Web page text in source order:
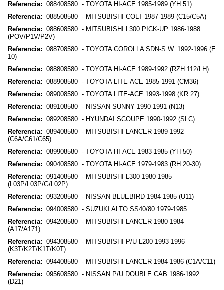
Referencia: 088408580 - TOYOTA HI-ACE 1985-1989 (YH 51)
Referencia: 088508580 - MITSUBISHI COLT 1987-1989 (C15/C5A)
Referencia: 088608580 - MITSUBISHI L300 PICK-UP 1986-1988
(POV/P1V/P2V)
Referencia: 088708580 - TOYOTA COROLLA SDN-S.W. 1992-1996 (E
10)
Referencia: 088808580 - TOYOTA HI-ACE 1989-1992 (RZH 112/LH)
Referencia: 088908580 - TOYOTA LITE-ACE 1985-1991 (CM36)
Referencia: 089008580 - TOYOTA LITE-ACE 1993-1998 (KR 27)
Referencia: 089108580 - NISSAN SUNNY 1990-1991 (N13)
Referencia: 089208580 - HYUNDAI SCOUPE 1990-1992 (SLC)
Referencia: 089408580 - MITSUBISHI LANCER 1989-1992
(C6A/C61/C65)
Referencia: 089908580 - TOYOTA HI-ACE 1983-1985 (YH 50)
Referencia: 090408580 - TOYOTA HI-ACE 1979-1983 (RH 20-30)
Referencia: 091408580 - MITSUBISHI L300 1980-1985
(L03P/L03P/G/L02P)
Referencia: 093208580 - NISSAN BLUEBIRD 1984-1985 (U11)
Referencia: 094008580 - SUZUKI ALTO SS40/80 1979-1985
Referencia: 094208580 - MITSUBISHI LANCER 1980-1984
(A17/A171)
Referencia: 094308580 - MITSUBISHI P/U L200 1993-1996
(K3T/K2T/K1T/K0T)
Referencia: 094408580 - MITSUBISHI LANCER 1984-1986 (C1A/C11)
Referencia: 095608580 - NISSAN P/U DOUBLE CAB 1986-1992
(D21)